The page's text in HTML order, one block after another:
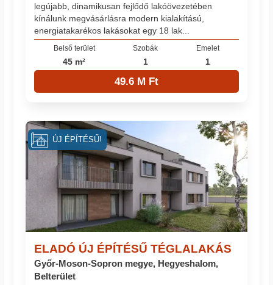
legújabb, dinamikusan fejlődő lakóövezetében
kínálunk megvásárlásra modern kialakítású,
energiatakarékos lakásokat egy 18 lak...
Belső terület
45 m²
Szobák
1
Emelet
1
49.6 M Ft
ELADÓ ÚJ ÉPÍTÉSŰ TÉGLALAKÁS
Győr-Moson-Sopron megye, Hegyeshalom,
Belterület
ÚJ ÉPÍTÉSŰ!